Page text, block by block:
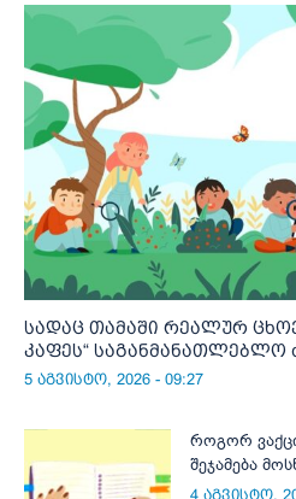
სადაც თამაში რეალურ
კაფეს“ საგანმანათლებლო
5 აგვისტო, 2026 - 09:27
როგორ
შეჯამება
4 აგვისტო,